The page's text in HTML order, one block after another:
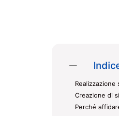
Creazione di
Perché